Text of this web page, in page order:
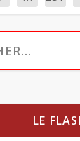
LE